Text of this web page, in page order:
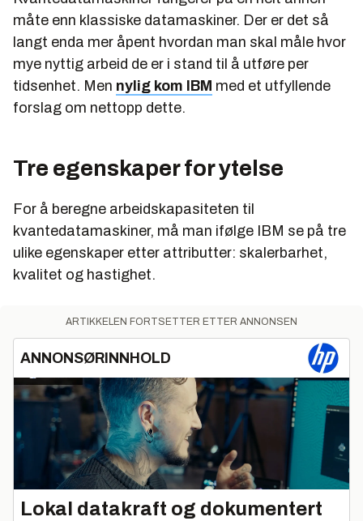
måte enn klassiske datamaskiner. Der er det så
langt enda mer åpent hvordan man skal måle hvor
mye nyttig arbeid de er i stand til å utføre per
tidsenhet. Men nylig kom IBM med et utfyllende
forslag om nettopp dette.
Tre egenskaper for ytelse
For å beregne arbeidskapasiteten til
kvantedatamaskiner, må man ifølge IBM se på tre
ulike egenskaper etter attributter: skalerbarhet,
kvalitet og hastighet.
ARTIKKELEN FORTSETTER ETTER ANNONSEN
ANNONSØRINNHOLD
Lokal datakraft og dokumentert